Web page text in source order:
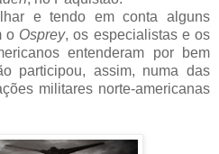
e tendo em conta alguns
o Osprey, os especialistas e os
entenderam por bem
participou, assim, numa das
militares norte-americanas